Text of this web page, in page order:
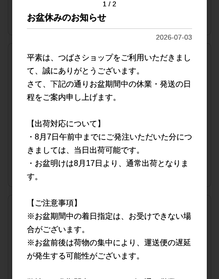
宅配便(15,000円(税抜)以上ご購入で送料無料)
Mサイズ・1袋(30枚入)
JANコード
4589765742654
販売価格
（単価 × 入数）
注文数
ご注文には
宅配便(15,000円(税抜)以上ご購入で送料無料)
Lサイズ・1袋(30枚入)
品番
0610-0065-41
JANコード
4589765742722
1 2
お盆休みのお知らせ
2026-07-03
平素は、つばさショップをご利用いただきまし
て、誠にありがとうございます。
さて、下記の通りお盆期間中の休業・発送の日
程をご案内申し上げます。
【出荷対応について】
・8月7日午前中までにご発注いただいた分につ
きましては、当日出荷可能です。
・お盆明けは8月17日より、通常出荷となりま
す。
【ご注意事項】
※お盆期間中の着日指定は、お受けできない場
合がございます。
※お盆前後は荷物の集中により、運送便の遅延
が発生する可能性がございます。